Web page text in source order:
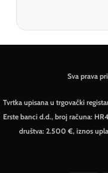
Sva prava
Tvrtka upisana u trgovački
Erste banci d.d., broj računa:
društva: 2.500 €, iznos